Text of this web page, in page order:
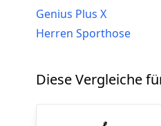
Genius Plus X
Herren Sporthose
Diese Vergleiche